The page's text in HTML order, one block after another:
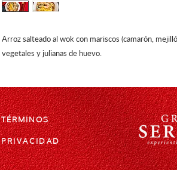
Arroz salteado al wok con mariscos (camarón,
vegetales y julianas de huevo.
TÉRMINOS
PRIVACIDAD